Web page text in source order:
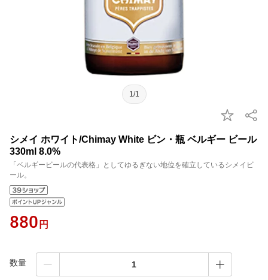
1/1
シメイ ホワイト/Chimay White ビン・瓶 ベルギー ビール
330ml 8.0%
「ベルギービールの代表格」としてゆるぎない地位を確立しているシメイビ
ール。
880 円
数量